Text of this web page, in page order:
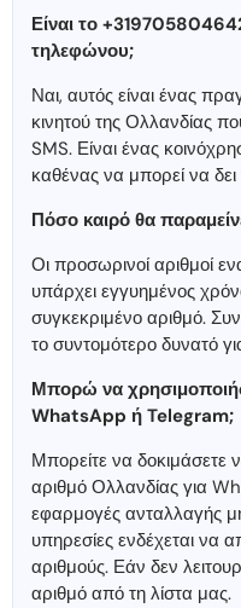
Είναι το
τηλεφώνου;
Ναι, αυτός είναι ένας
κινητού της Ολλανδίας
SMS. Είναι ένας
καθένας να μπορεί να
Πόσο καιρό θα
Οι προσωρινοί αριθμοί
υπάρχει εγγυημένος
συγκεκριμένο αριθμό.
το συντομότερο δυνατό
Μπορώ να
WhatsApp ή Telegram;
Μπορείτε να δοκιμάσετε
αριθμό Ολλανδίας για
εφαρμογές ανταλλαγής
υπηρεσίες ενδέχεται να
αριθμούς. Εάν δεν
αριθμό από τη λίστα μας.